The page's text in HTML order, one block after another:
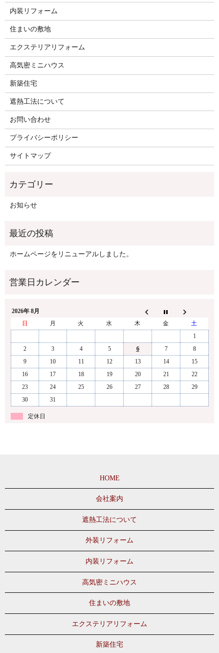
内装リフォーム
住まいの敷地
エクステリアリフォーム
高気密ミニハウス
新築住宅
遮熱工法について
お問い合わせ
プライバシーポリシー
サイトマップ
お知らせ
ホームページをリニューアルしました。
2026年 8月
日
月 火 水 木 金
土
1
2
3 4 5 6 7
8
9
10 11 12 13 14
15
16
17 18 19 20 21
22
23
24 25 26 27 28
29
30
31
定休日
HOME
会社案内
遮熱工法について
外装リフォーム
内装リフォーム
高気密ミニハウス
住まいの敷地
エクステリアリフォーム
新築住宅